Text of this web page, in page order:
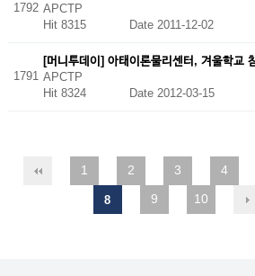
1792 APCTP
Hit 8315
Date 2011-12-02
1791
[머니투데이] 아태이론물리센터, 겨울학교
APCTP
Hit 8324
Date 2012-03-15
1 2 3 4
8 9 10